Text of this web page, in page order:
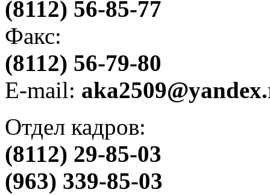
(8112) 56-85-77
Факс:
(8112) 56-79-80
E-mail:
Отдел кадров:
(8112) 29-85-03
(963) 339-85-03